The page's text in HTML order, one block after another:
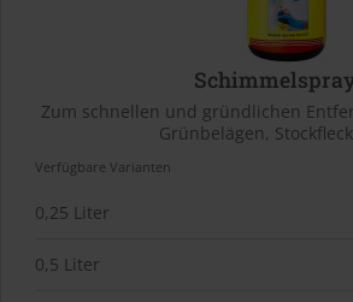
Zum schnellen und gründlichen
Grünbelägen,
Verfügbare Varianten
0,25 Liter
0,5 Liter